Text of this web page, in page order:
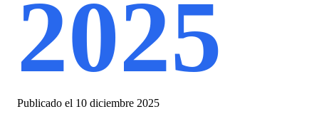
2025
Publicado el 10 diciembre 2025